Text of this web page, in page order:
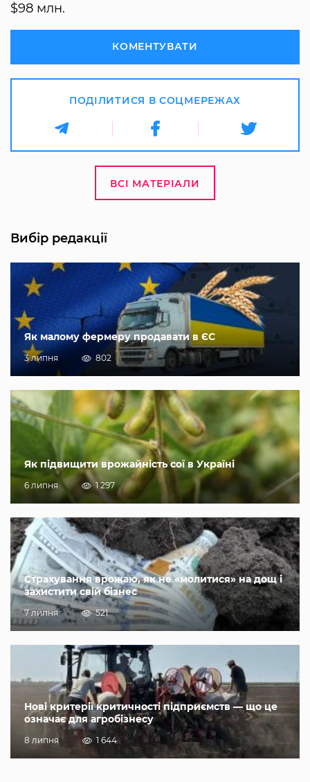
$98 млн.
КОМЕНТУВАТИ
ПОДІЛИТИСЯ В СОЦМЕРЕЖАХ
ВСІ МАТЕРІАЛИ
Вибір редакції
Як малому фермеру продавати в ЄС
3 липня 802
Як підвищити врожайність сої в Україні
6 липня 1 297
Страхування врожаю, як не «молитися» на дощ і
захистити свій бізнес
7 липня 521
Нові критерії критичності підприємств — що це
означає для агробізнесу
8 липня 1 644